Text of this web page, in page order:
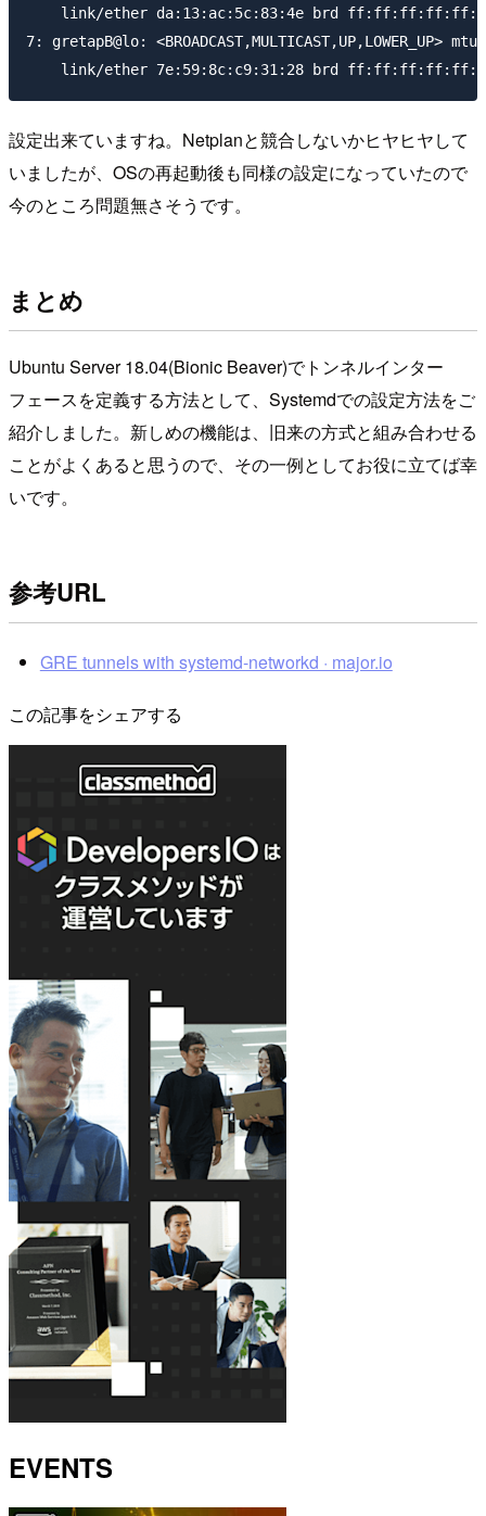
link/ether da:13:ac:5c:83:4e brd
7: gretapB@lo:
設定出来ていますね。Netplanと競合しないかヒヤヒヤして
いましたが、OSの再起動後も同様の設定になっていたので
今のところ問題無さそうです。
まとめ
Ubuntu Server 18.04(Bionic Beaver)でトンネルインター
フェースを定義する方法として、Systemdでの設定方法をご
紹介しました。新しめの機能は、旧来の方式と組み合わせる
ことがよくあると思うので、その一例としてお役に立てば幸
いです。
参考URL
GRE tunnels with systemd-networkd · major.io
この記事をシェアする
EVENTS